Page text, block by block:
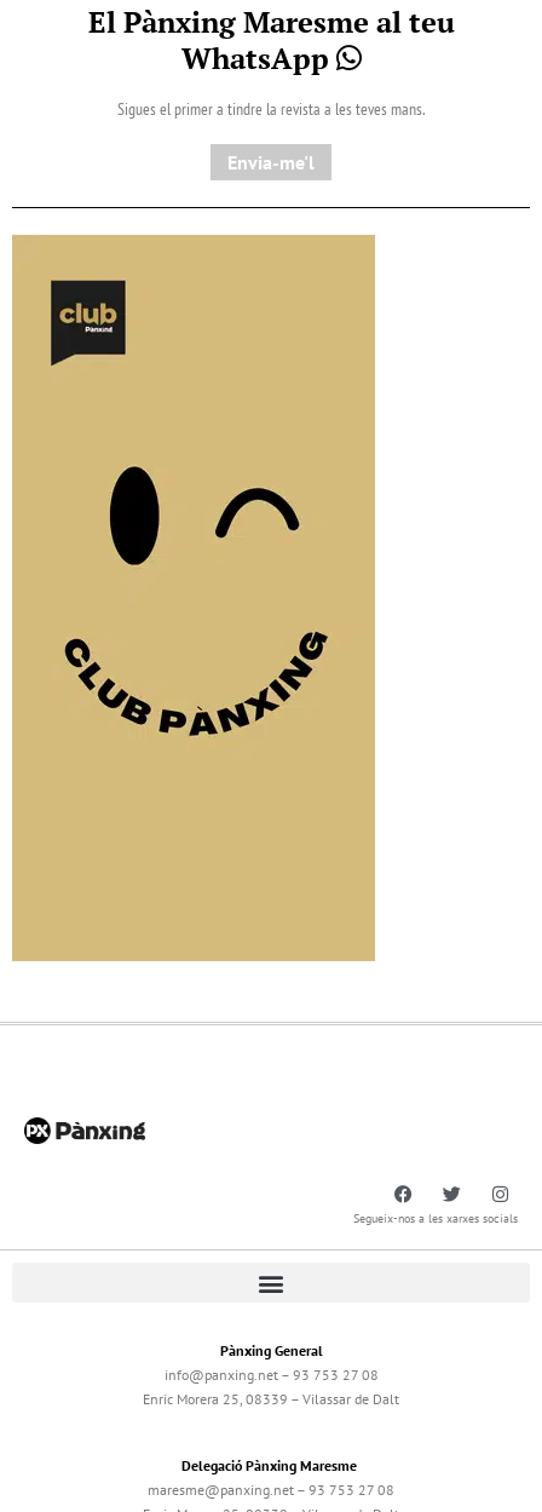
El Pànxing Maresme al teu
WhatsApp
Sigues el primer a tindre la revista a les teves mans.
Envia-me'l
Segueix-nos a les xarxes socials
Pànxing General
info@panxing.net – 93 753 27 08
Enric Morera 25, 08339 – Vilassar de Dalt
Delegació Pànxing Maresme
maresme@panxing.net – 93 753 27 08